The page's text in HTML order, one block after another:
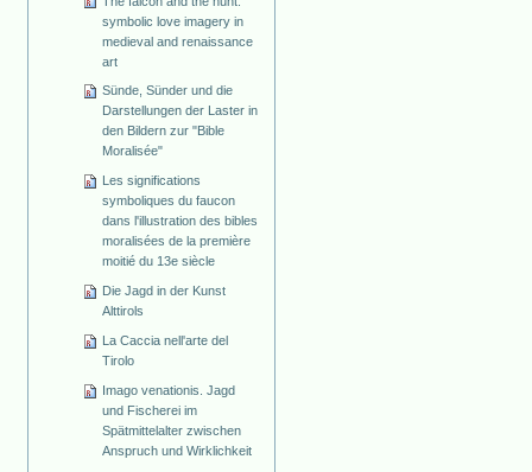
symbolic love imagery in
medieval and renaissance
art
Sünde, Sünder und die
Darstellungen der Laster in
den Bildern zur "Bible
Moralisée"
Les significations
symboliques du faucon
dans l'illustration des bibles
moralisées de la première
moitié du 13e siècle
Die Jagd in der Kunst
Alttirols
La Caccia nell'arte del
Tirolo
Imago venationis. Jagd
und Fischerei im
Spätmittelalter zwischen
Anspruch und Wirklichkeit